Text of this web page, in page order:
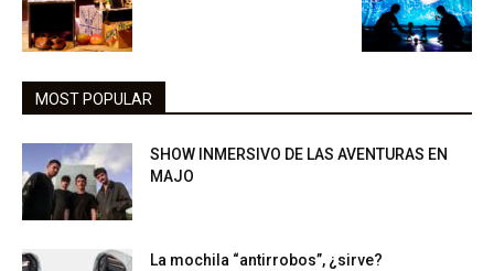
MOST POPULAR
SHOW INMERSIVO DE LAS AVENTURAS EN
MAJO
La mochila “antirrobos”, ¿sirve?